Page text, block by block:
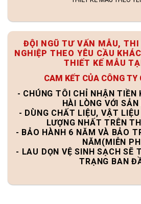
ĐỘI NGŨ TƯ VẤN MẪU, THI
NGHIỆP THEO YÊU CẦU
THIẾT KẾ MẪU
CAM KẾT CỦA CÔNG TY
- CHÚNG TÔI CHỈ NHẬN TIỀN
HÀI LÒNG VỚI
- DÙNG CHẤT LIỆU, VẬT
LƯỢNG NHẤT TRÊN
- BẢO HÀNH 6 NĂM VÀ BẢO
NĂM(MIỄN
- LAU DỌN VỆ SINH SẠCH SẼ
TRẠNG BAN